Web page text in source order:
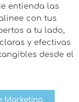
entienda las
con tus
a tu lado,
y efectivas
desde el
Marketing